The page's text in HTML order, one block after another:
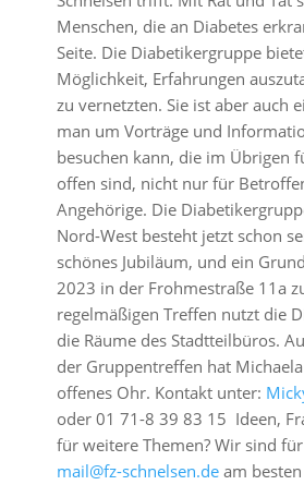
Menschen, die an Diabetes
Seite. Die Diabetikergruppe
Möglichkeit, Erfahrungen
zu vernetzten. Sie ist aber auch
man um Vorträge und
besuchen kann, die im Übrigen
offen sind, nicht nur für
Angehörige. Die
Nord-West besteht jetzt schon
schönes Jubiläum, und ein
2023 in der Frohmestraße 11a
regelmäßigen Treffen nutzt die
die Räume des Stadtteilbüros.
der Gruppentreffen hat
offenes Ohr. Kontakt unter:
oder 01 71-8 39 83 15 Ideen,
für weitere Themen? Wir sind
mail@fz-schnelsen.de am